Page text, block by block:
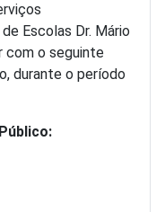
Escolas Dr. Mário
com o seguinte
durante o período